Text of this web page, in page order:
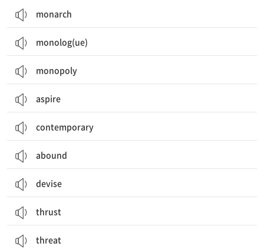
monarch
monolog(ue)
monopoly
aspire
contemporary
abound
devise
thrust
threat